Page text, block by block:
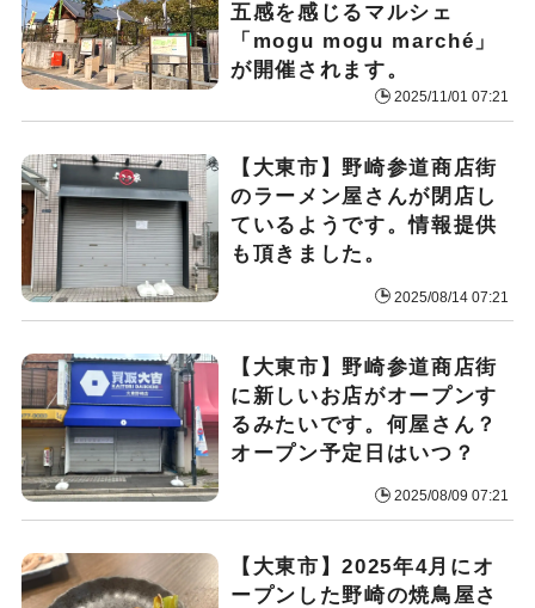
五感を感じるマルシェ
「mogu mogu marché」
が開催されます。
2025/11/01 07:21
【大東市】野崎参道商店街
のラーメン屋さんが閉店し
ているようです。情報提供
も頂きました。
2025/08/14 07:21
【大東市】野崎参道商店街
に新しいお店がオープンす
るみたいです。何屋さん？
オープン予定日はいつ？
2025/08/09 07:21
【大東市】2025年4月にオ
ープンした野崎の焼鳥屋さ